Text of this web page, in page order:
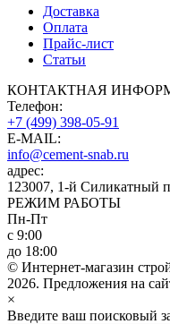
Доставка
Оплата
Прайс-лист
Статьи
КОНТАКТНАЯ
Телефон:
+7 (499) 398-05-91
E-MAIL:
info@cement-snab.ru
адрес:
123007, 1-й Силикатный
РЕЖИМ РАБОТЫ
Пн-Пт
с 9:00
до 18:00
© Интернет-магазин
2026. Предложения на
×
Введите ваш поисковый